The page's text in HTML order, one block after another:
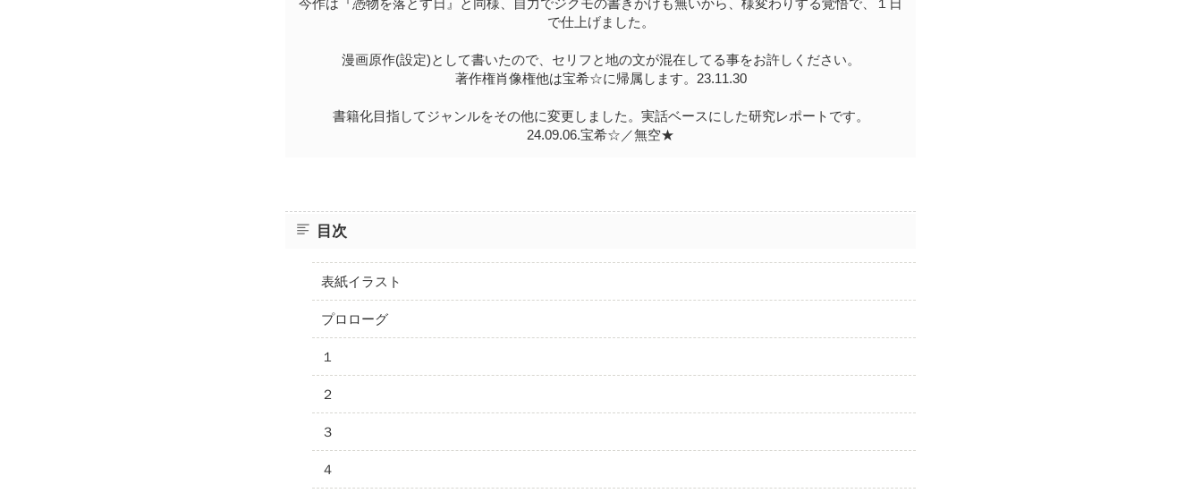
今作は『憑物を落とす日』と同様、自力でジクモの書きかけも無いから、様変わりする覚悟で、１日
で仕上げました。
漫画原作(設定)として書いたので、セリフと地の文が混在してる事をお許しください。
著作権肖像権他は宝希☆に帰属します。23.11.30
書籍化目指してジャンルをその他に変更しました。実話ベースにした研究レポートです。
24.09.06.宝希☆／無空★
目次
表紙イラスト
プロローグ
１
２
３
４